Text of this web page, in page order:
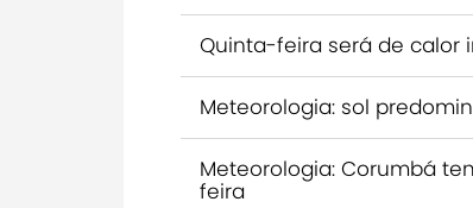
Quinta-feira será de calor
Meteorologia: sol
Meteorologia: Corumbá
feira